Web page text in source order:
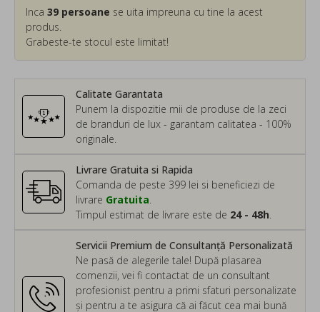
Calitate Garantata
Punem la dispozitie mii de produse de la zeci
de branduri de lux - garantam calitatea - 100%
originale.
Inca 39 persoane se uita impreuna cu tine la acest
produs.
Grabeste-te stocul este limitat!
Servicii Premium de Consultanță Personalizată
Ne pasă de alegerile tale! După plasarea
comenzii, vei fi contactat de un consultant
profesionist pentru a primi sfaturi personalizate
și pentru a te asigura că ai făcut cea mai bună
Livrare Gratuita si Rapida
Comanda de peste 399 lei si beneficiezi de
livrare Gratuita
Timpul estimat de livrare este de 24 - 48h